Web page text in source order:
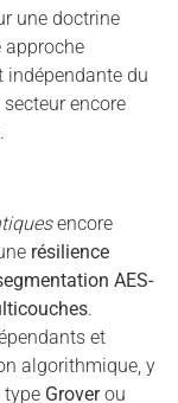
une doctrine
approche
indépendante du
encore
encore
résilience
AES-
.
et
algorithmique, y
type Groverou